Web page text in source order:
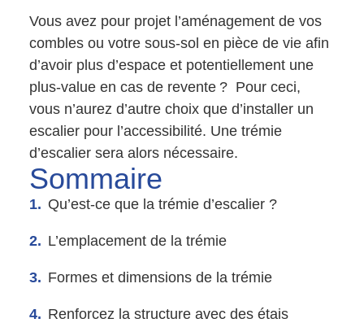
Vous avez pour projet l’aménagement de vos
combles ou votre sous-sol en pièce de vie afin
d’avoir plus d’espace et potentiellement une
plus-value en cas de revente ? Pour ceci,
vous n’aurez d’autre choix que d’installer un
escalier pour l’accessibilité. Une trémie
d’escalier sera alors nécessaire.
Sommaire
Qu’est-ce que la trémie d’escalier ?
L’emplacement de la trémie
Formes et dimensions de la trémie
Renforcez la structure avec des étais